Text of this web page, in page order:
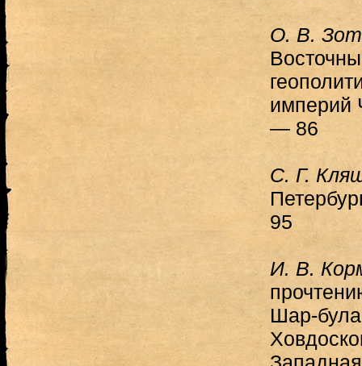
О. В.
империй
— 86
С. Г.
95
И. В.
Шар-